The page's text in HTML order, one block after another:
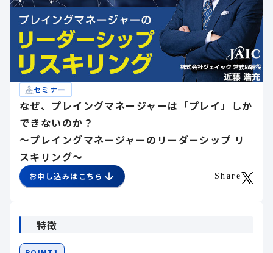
セミナー
なぜ、プレイングマネージャーは「プレイ」しか
できないのか？
～プレイングマネージャーのリーダーシップ リ
スキリング～
お申し込みはこちら Share
特徴